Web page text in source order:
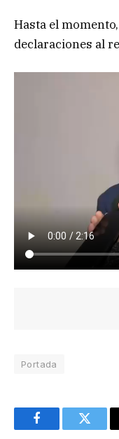
Hasta el
declaraciones al
Portada
Facebook